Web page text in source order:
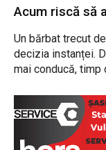
Acum riscă să
Un bărbat trecut
decizia instanței.
mai conducă, timp